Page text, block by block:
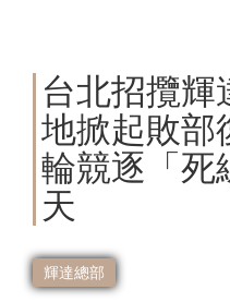
台北招攬
地掀起敗
輪競逐「死
天
輝達總部